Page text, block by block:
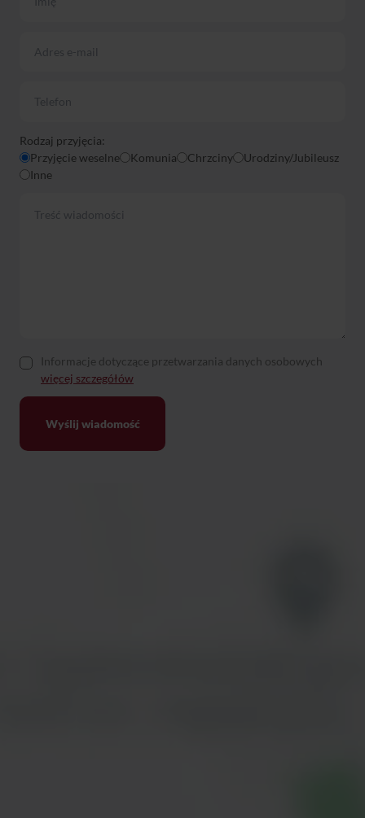
Rodzaj przyjęcia:
Przyjęcie weselne
Komunia Chrzciny
Urodziny/Jubileusz
Inne
Informacje dotyczące przetwarzania danych osobowych
więcej szczegółów